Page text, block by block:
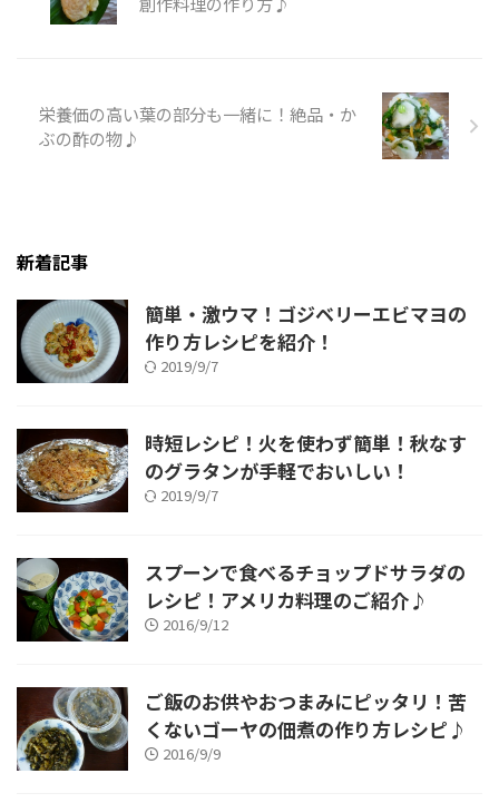
栄養価の高い葉の部分も一緒に！絶品・か
ぶの酢の物♪
新着記事
簡単・激ウマ！ゴジベリーエビマヨの
作り方レシピを紹介！
2019/9/7
時短レシピ！火を使わず簡単！秋なす
のグラタンが手軽でおいしい！
2019/9/7
スプーンで食べるチョップドサラダの
レシピ！アメリカ料理のご紹介♪
2016/9/12
ご飯のお供やおつまみにピッタリ！苦
くないゴーヤの佃煮の作り方レシピ♪
2016/9/9